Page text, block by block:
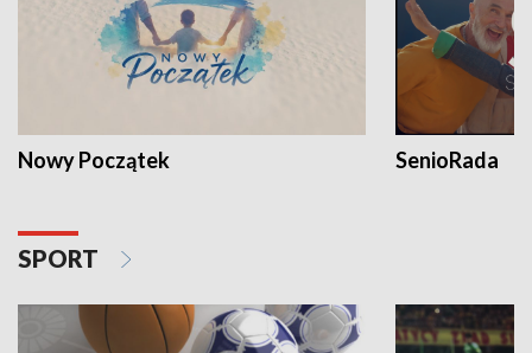
Nowy Początek SenioRada
SPORT